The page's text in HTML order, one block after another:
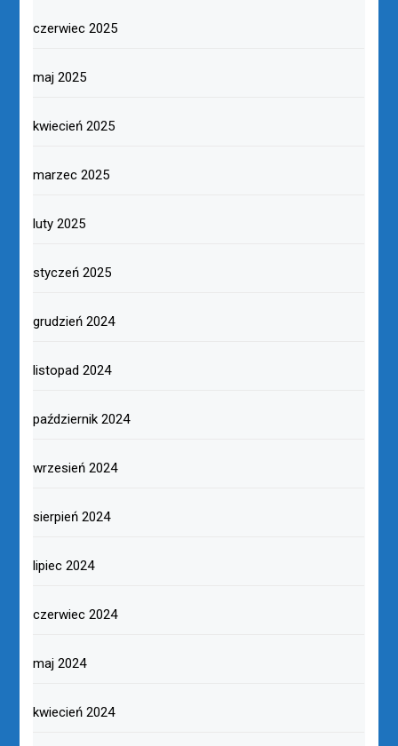
czerwiec 2025
maj 2025
kwiecień 2025
marzec 2025
luty 2025
styczeń 2025
grudzień 2024
listopad 2024
październik 2024
wrzesień 2024
sierpień 2024
lipiec 2024
czerwiec 2024
maj 2024
kwiecień 2024